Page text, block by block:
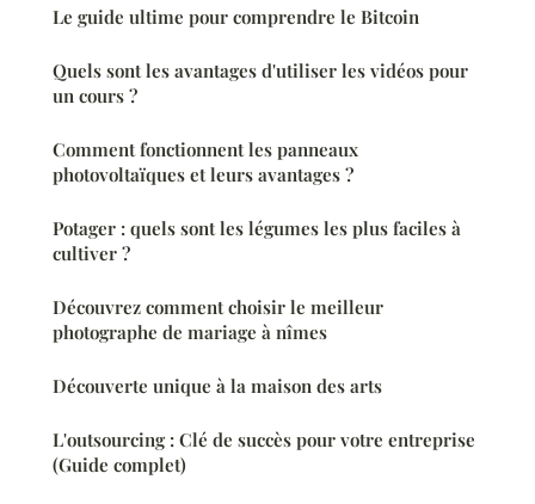
Le guide ultime pour comprendre le Bitcoin
Quels sont les avantages d'utiliser les vidéos pour
un cours ?
Comment fonctionnent les panneaux
photovoltaïques et leurs avantages ?
Potager : quels sont les légumes les plus faciles à
cultiver ?
Découvrez comment choisir le meilleur
photographe de mariage à nîmes
Découverte unique à la maison des arts
L'outsourcing : Clé de succès pour votre entreprise
(Guide complet)